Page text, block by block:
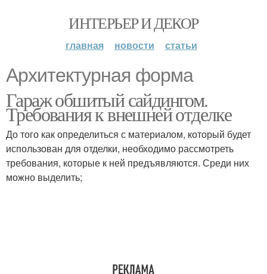
ИНТЕРЬЕР И ДЕКОР
главная новости статьи
Архитектурная форма
Гараж обшитый сайдингом.
Требования к внешней отделке
До того как определиться с материалом, который будет
использован для отделки, необходимо рассмотреть
требования, которые к ней предъявляются. Среди них
можно выделить;